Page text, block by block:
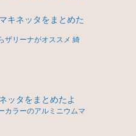
キネッタをまとめた
ザリーナがオススメ 綺
ッタをまとめたよ
カラーのアルミニウムマ